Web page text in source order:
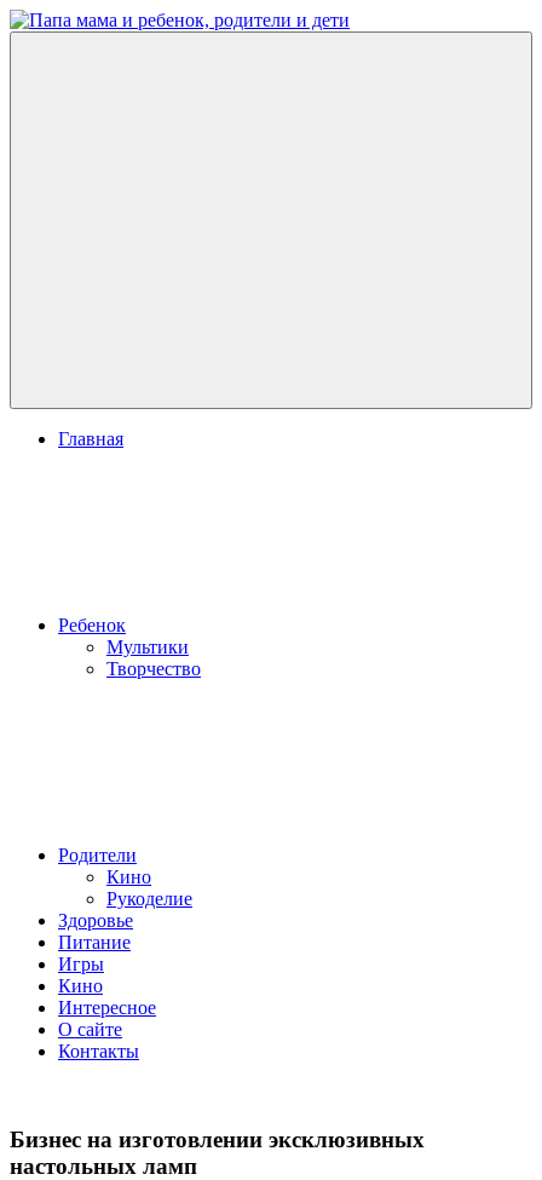
Перейти
к
Главная
Ребенок
Мультики
Творчество
Родители
Кино
Рукоделие
Здоровье
Питание
Игры
Кино
Интересное
О сайте
Контакты
Бизнес на изготовлении эксклюзивных
настольных ламп